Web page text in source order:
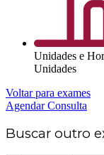
Unidades e
Unidades
Voltar para exames
Agendar Consulta
Buscar outro